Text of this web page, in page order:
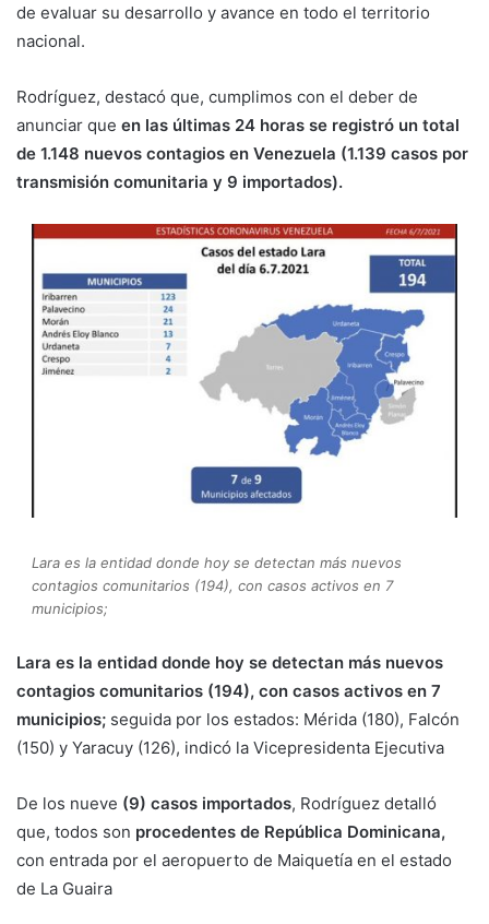
de evaluar su desarrollo y avance en todo el territorio
nacional.
Rodríguez, destacó que, cumplimos con el deber de
anunciar que en las últimas 24 horas se registró un total
de 1.148 nuevos contagios en Venezuela (1.139 casos por
transmisión comunitaria y 9 importados).
Lara es la entidad donde hoy se detectan más nuevos
contagios comunitarios (194), con casos activos en 7
municipios;
Lara es la entidad donde hoy se detectan más nuevos
contagios comunitarios (194), con casos activos en 7
municipios; seguida por los estados: Mérida (180), Falcón
(150) y Yaracuy (126), indicó la Vicepresidenta Ejecutiva
De los nueve (9) casos importados, Rodríguez detalló
que, todos son procedentes de República Dominicana,
con entrada por el aeropuerto de Maiquetía en el estado
de La Guaira